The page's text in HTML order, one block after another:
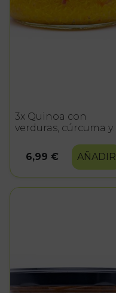
3x Quinoa con
verduras, cúrcuma y
6,99 €
AÑADIR